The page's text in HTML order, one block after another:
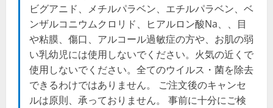
ビグアニド、メチルパラベン、エチルパラベン、ベ
ンザルコニウムクロリド、ヒアルロン酸Na、、目
や粘膜、傷口、アルコール過敏症の方や、お肌の弱
い乳幼児には使用しないでください。火気の近くで
使用しないでください。全てのウイルス・菌を除去
できるわけではありません。 ご注文後のキャンセ
ルは原則、承っておりません。 事前に十分にご検